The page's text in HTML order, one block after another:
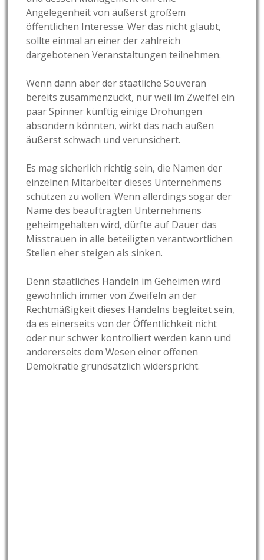
Angelegenheit von äußerst großem
öffentlichen Interesse. Wer das nicht glaubt,
sollte einmal an einer der zahlreich
dargebotenen Veranstaltungen teilnehmen.
Wenn dann aber der staatliche Souverän
bereits zusammenzuckt, nur weil im Zweifel ein
paar Spinner künftig einige Drohungen
absondern könnten, wirkt das nach außen
äußerst schwach und verunsichert.
Es mag sicherlich richtig sein, die Namen der
einzelnen Mitarbeiter dieses Unternehmens
schützen zu wollen. Wenn allerdings sogar der
Name des beauftragten Unternehmens
geheimgehalten wird, dürfte auf Dauer das
Misstrauen in alle beteiligten verantwortlichen
Stellen eher steigen als sinken.
Denn staatliches Handeln im Geheimen wird
gewöhnlich immer von Zweifeln an der
Rechtmäßigkeit dieses Handelns begleitet sein,
da es einerseits von der Öffentlichkeit nicht
oder nur schwer kontrolliert werden kann und
andererseits dem Wesen einer offenen
Demokratie grundsätzlich widerspricht.